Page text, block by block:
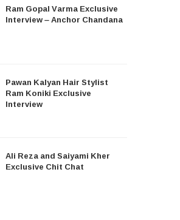
Ram Gopal Varma Exclusive
Interview – Anchor Chandana
Pawan Kalyan Hair Stylist
Ram Koniki Exclusive
Interview
Ali Reza and Saiyami Kher
Exclusive Chit Chat